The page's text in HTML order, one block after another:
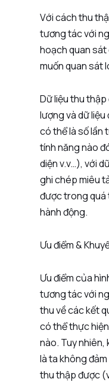
Với cách thu
tương tác với
hoạch quan sát
muốn quan sát
Dữ liệu thu
lượng và dữ liệu
có thể là số lần
tính năng nào
diện v.v…), với
ghi chép miêu
được trong quá
hành động.
Ưu điểm &
Ưu điểm của
tương tác với
thu về các kết
có thể thực
nào. Tuy nhiên,
là ta không
thu thập được